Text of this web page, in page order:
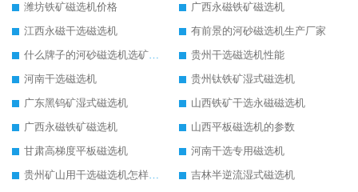
潍坊铁矿磁选机价格
广西永磁铁矿磁选机
江西永磁干选磁选机
有前景的河砂磁选机生产厂家
什么牌子的河砂磁选机选矿效果好
贵州干选磁选机性能
河南干选磁选机
贵州钛铁矿湿式磁选机
广东黑钨矿湿式磁选机
山西铁矿干选永磁磁选机
广西永磁铁矿磁选机
山西平板磁选机的参数
甘肃高梯度平板磁选机
河南干选专用磁选机
贵州矿山用干选磁选机怎样调磁
吉林半逆流湿式磁选机